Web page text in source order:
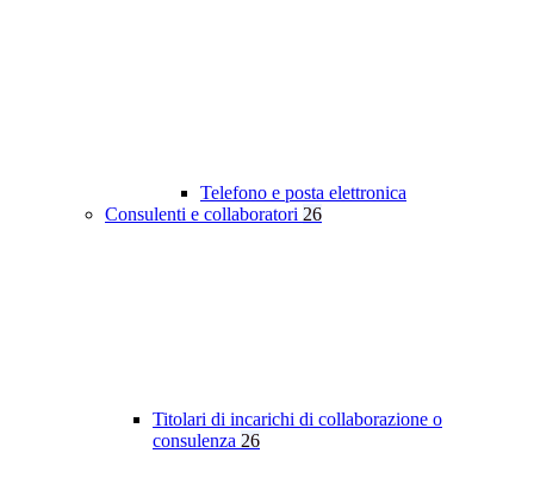
Telefono e posta elettronica
Consulenti e collaboratori 26
Titolari di incarichi di collaborazione o
consulenza 26